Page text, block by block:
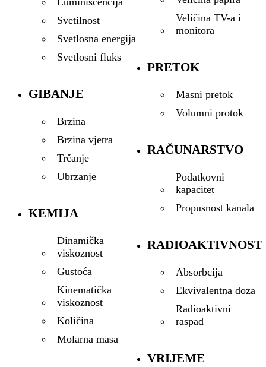
Svetilnost
Svetlosna energija
Svetlosni fluks
GIBANJE
Brzina
Brzina vjetra
Trčanje
Ubrzanje
KEMIJA
Dinamička
viskoznost
Gustoća
Kinematička
viskoznost
Količina
Molarna masa
Veličina TV-a i
monitora
PRETOK
Masni pretok
Volumni protok
RAČUNARSTVO
Podatkovni
kapacitet
Propusnost kanala
RADIOAKTIVNOST
Absorbcija
Ekvivalentna doza
Radioaktivni
raspad
VRIJEME